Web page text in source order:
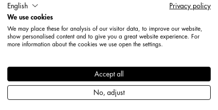
1145542520117
1145543550117 0,136 kg 200 mm
1145562200117 0,174 kg 300 mm
English
Privacy policy
We use cookies
We may place these for analysis of our visitor data, to improve our website,
show personalised content and to give you a great website experience. For
more information about the cookies we use open the settings.
Accept all
No, adjust